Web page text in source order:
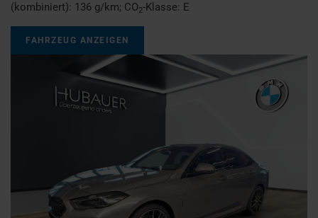
(kombiniert): 136 g/km; CO2-Klasse: E
FAHRZEUG ANZEIGEN